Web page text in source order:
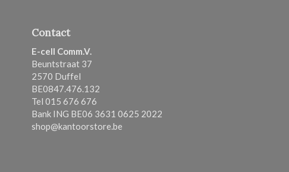
Contact
E-cell Comm.V.
Beuntstraat 37
2570 Duffel
BE0847.476.132
Tel 015 676 676
Bank ING BE06 3631 0625 2022
shop@kantoorstore.be